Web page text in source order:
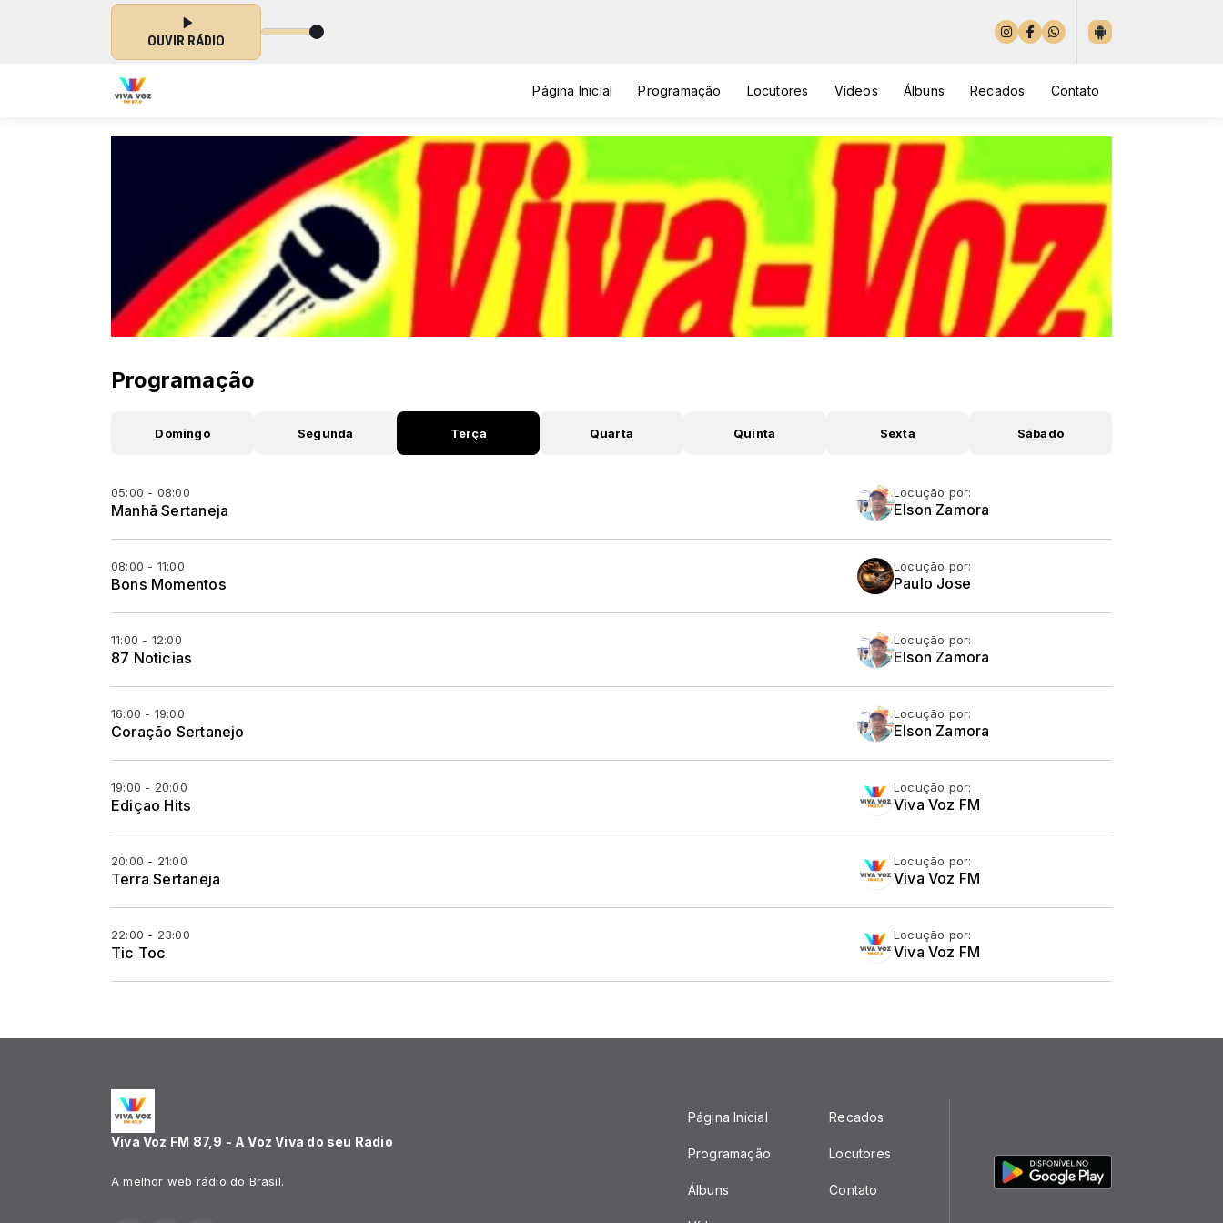
OUVIR RÁDIO
Página Inicial Programação Locutores Vídeos Álbuns Recados Contato
Programação
Domingo Segunda Terça Quarta Quinta Sexta Sábado
05:00 - 08:00
Manhã Sertaneja
Locução por:
Elson Zamora
08:00 - 11:00
Bons Momentos
Locução por:
Paulo Jose
11:00 - 12:00
87 Noticias
Locução por:
Elson Zamora
16:00 - 19:00
Coração Sertanejo
Locução por:
Elson Zamora
19:00 - 20:00
Ediçao Hits
Locução por:
Viva Voz FM
20:00 - 21:00
Terra Sertaneja
Locução por:
Viva Voz FM
22:00 - 23:00
Tic Toc
Locução por:
Viva Voz FM
Viva Voz FM 87,9 - A Voz Viva do seu Radio
A melhor web rádio do Brasil.
Página Inicial
Programação
Álbuns
Recados
Locutores
Contato